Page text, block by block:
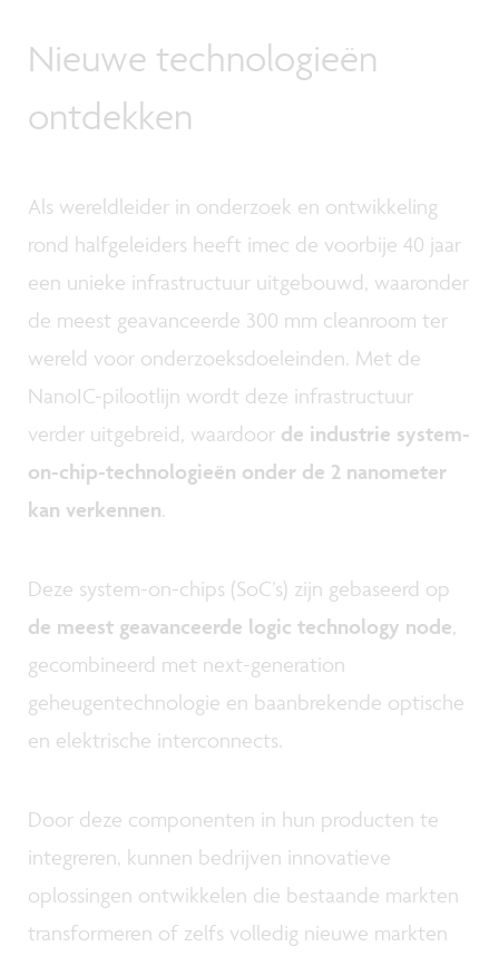
Nieuwe technologieën
ontdekken
Als wereldleider in onderzoek en ontwikkeling
rond halfgeleiders heeft imec de voorbije 40 jaar
een unieke infrastructuur uitgebouwd, waaronder
de meest geavanceerde 300 mm cleanroom ter
wereld voor onderzoeksdoeleinden. Met de
NanoIC-pilootlijn wordt deze infrastructuur
verder uitgebreid, waardoor de industrie system-
on-chip-technologieën onder de 2 nanometer
kan verkennen.
Deze system-on-chips (SoC’s) zijn gebaseerd op
de meest geavanceerde logic technology node,
gecombineerd met next-generation
geheugentechnologie en baanbrekende optische
en elektrische interconnects.
Door deze componenten in hun producten te
integreren, kunnen bedrijven innovatieve
oplossingen ontwikkelen die bestaande markten
transformeren of zelfs volledig nieuwe markten